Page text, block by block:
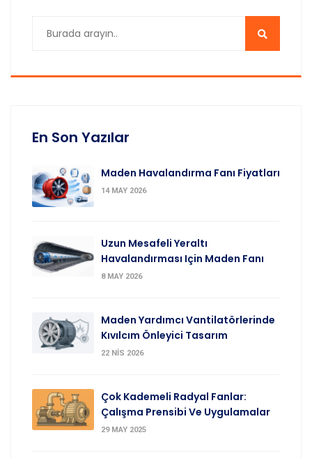
En Son Yazılar
Maden Havalandırma Fanı Fiyatları
14 MAY 2026
Uzun Mesafeli Yeraltı
Havalandırması Için Maden Fanı
8 MAY 2026
Maden Yardımcı Vantilatörlerinde
Kıvılcım Önleyici Tasarım
22 NIS 2026
Çok Kademeli Radyal Fanlar:
Çalışma Prensibi Ve Uygulamalar
29 MAY 2025